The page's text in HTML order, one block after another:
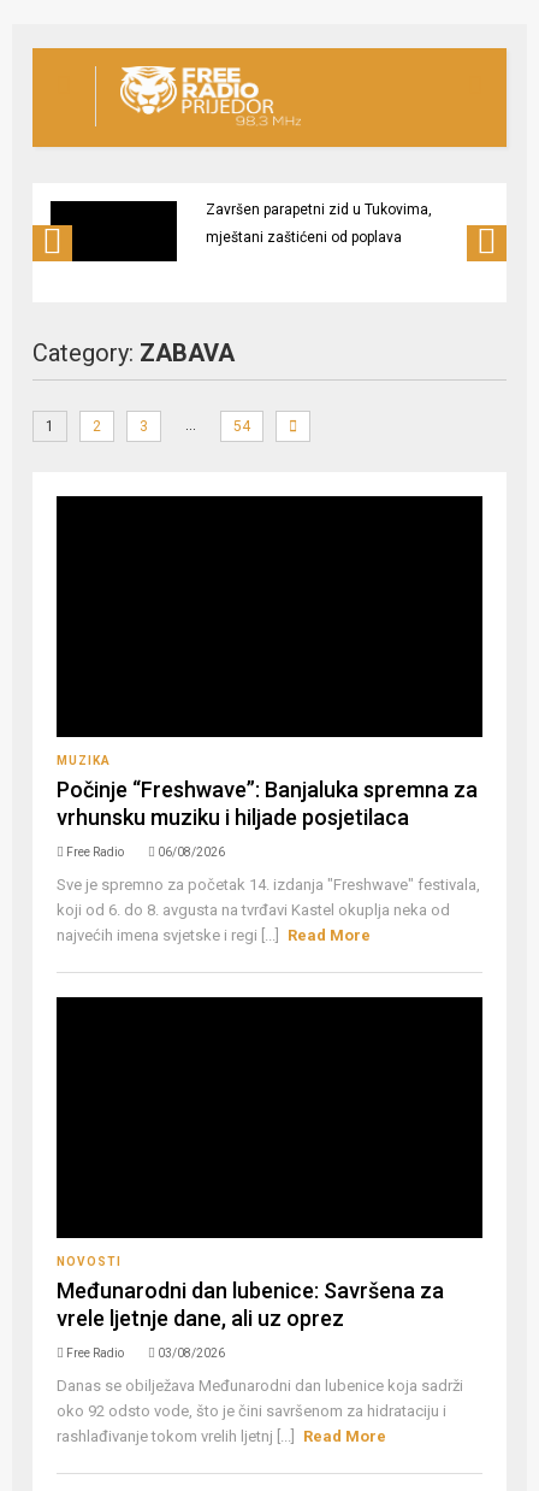
Završen parapetni zid u Tukovima,
mještani zaštićeni od poplava
Category: ZABAVA
1 2 3 … 54
MUZIKA
Počinje “Freshwave”: Banjaluka spremna za
vrhunsku muziku i hiljade posjetilaca
Free Radio 06/08/2026
Sve je spremno za početak 14. izdanja "Freshwave" festivala,
koji od 6. do 8. avgusta na tvrđavi Kastel okuplja neka od
najvećih imena svjetske i regi [...]
Read More
NOVOSTI
Međunarodni dan lubenice: Savršena za
vrele ljetnje dane, ali uz oprez
Free Radio 03/08/2026
Danas se obilježava Međunarodni dan lubenice koja sadrži
oko 92 odsto vode, što je čini savršenom za hidrataciju i
rashlađivanje tokom vrelih ljetnj [...]
Read More